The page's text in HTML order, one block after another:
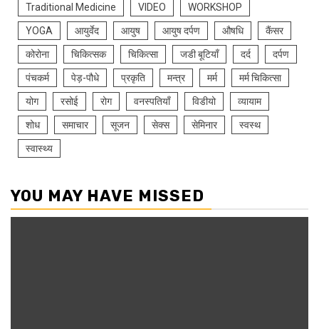
Traditional Medicine VIDEO WORKSHOP
YOGA आयुर्वेद आयुष आयुष दर्पण औषधि कैंसर
कोरोना चिकित्सक चिकित्सा जडी बूटियाँ दर्द दर्पण
पंचकर्म पेड़-पौधे प्रकृति मन्त्र मर्म मर्म चिकित्सा
योग रसोई रोग वनस्पतियाँ विडीयो व्यायाम
शोध समाचार सूजन सेक्स सेमिनार स्वस्थ
स्वास्थ्य
YOU MAY HAVE MISSED